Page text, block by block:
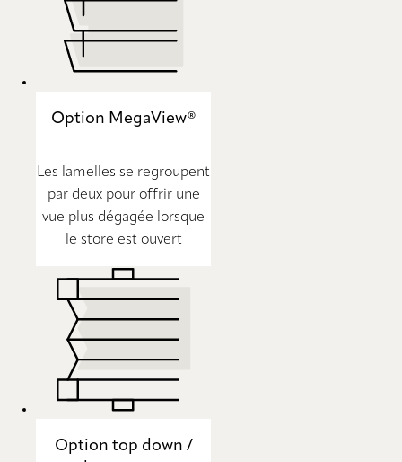
Option MegaView®
Les lamelles se regroupent
par deux pour offrir une
vue plus dégagée lorsque
le store est ouvert
Option top down /